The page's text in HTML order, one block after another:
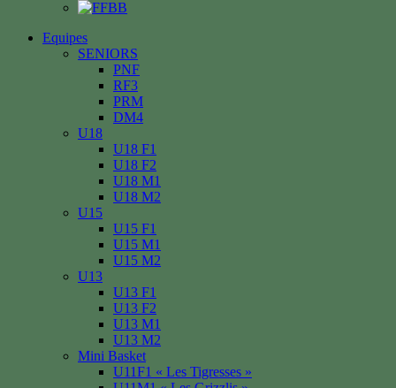
Equipes
SENIORS
PNF
RF3
PRM
DM4
U18
U18 F1
U18 F2
U18 M1
U18 M2
U15
U15 F1
U15 M1
U15 M2
U13
U13 F1
U13 F2
U13 M1
U13 M2
Mini Basket
U11F1 « Les Tigresses »